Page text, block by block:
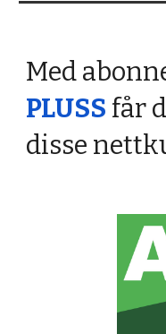
Med
PLUSS får
disse